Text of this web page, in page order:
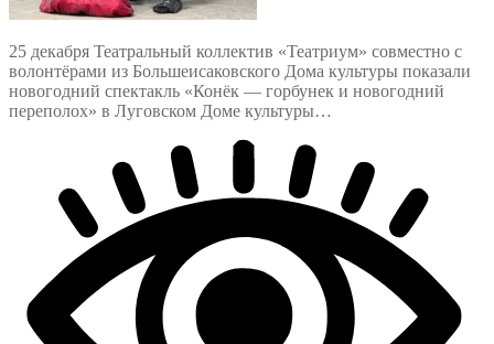
25 декабря Театральный коллектив «Театриум» совместно с
волонтёрами из Большеисаковского Дома культуры показали
новогодний спектакль «Конёк — горбунек и новогодний
переполох» в Луговском Доме культуры…